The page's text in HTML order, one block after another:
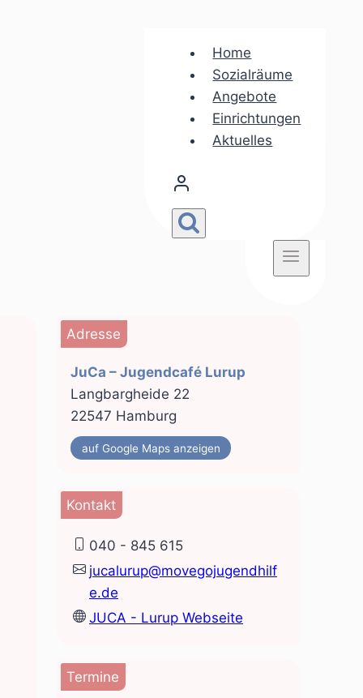
Home
Sozialräume
Angebote
Einrichtungen
Aktuelles
Adresse
JuCa – Jugendcafé Lurup
Langbargheide 22
22547 Hamburg
auf Google Maps anzeigen
Kontakt
040 - 845 615
jucalurup@movegojugendhilf
e.de
JUCA - Lurup Webseite
Termine